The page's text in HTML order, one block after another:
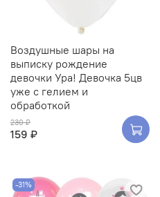
Воздушные шары на
выписку рождение
девочки Ура! Девочка 5цв
уже с гелием и
обработкой
230 ₽
159 ₽
-31%